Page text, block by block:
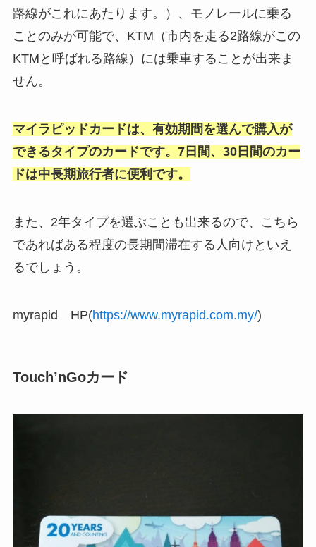
路線がこれにあたります。）、モノレールに乗る
ことのみが可能で、KTM（市内を走る2路線がこの
KTMと呼ばれる路線）には乗車することが出来ま
せん。
マイラピッドカードは、有効期間を選んで購入が
できるタイプのカードです。7日間、30日間のカー
ドは中長期旅行者に便利です。
また、2年タイプを選ぶことも出来るので、こちら
であればある程度の長期間滞在する人向けといえ
るでしょう。
myrapid HP(https://www.myrapid.com.my/)
Touch’nGoカード